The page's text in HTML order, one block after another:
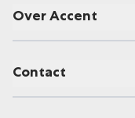
Over Accent
Contact